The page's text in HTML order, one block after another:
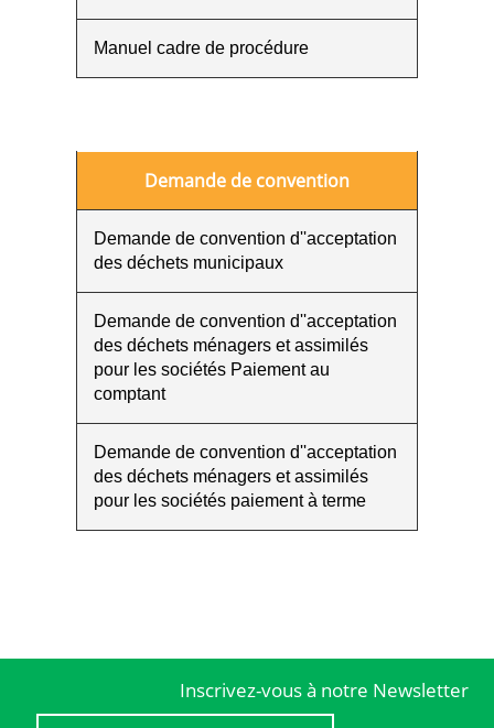
Manuel cadre de procédure
Demande de convention
Demande de convention d''acceptation
des déchets municipaux
Demande de convention d''acceptation
des déchets ménagers et assimilés
pour les sociétés Paiement au
comptant
Demande de convention d''acceptation
des déchets ménagers et assimilés
pour les sociétés paiement à terme
Inscrivez-vous à notre Newsletter